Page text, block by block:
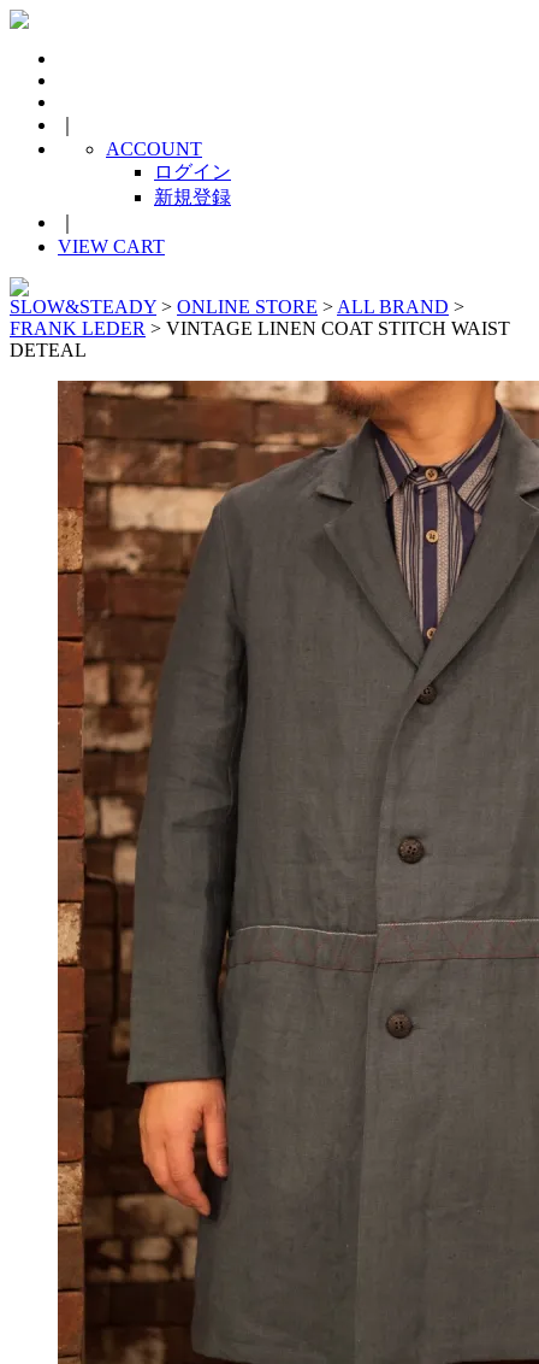
ACCOUNT
ログイン
新規登録
VIEW CART
SLOW&STEADY > ONLINE STORE > ALL BRAND >
FRANK LEDER > VINTAGE LINEN COAT STITCH WAIST
DETEAL